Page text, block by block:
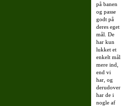
på banen
og passe
godt på
deres eget
mål. De
har kun
lukket et
enkelt mål
mere ind,
end vi
har, og
derudover
har de i
nogle af